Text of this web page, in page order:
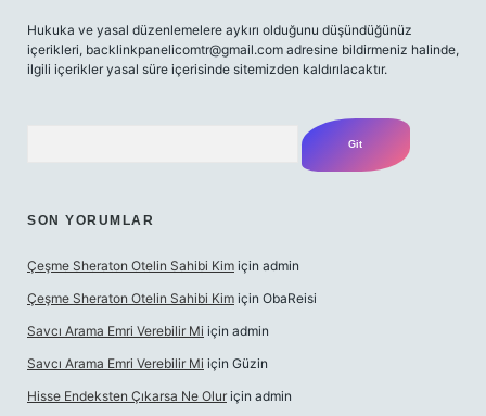
Hukuka ve yasal düzenlemelere aykırı olduğunu düşündüğünüz
içerikleri, backlinkpanelicomtr@gmail.com adresine bildirmeniz halinde,
ilgili içerikler yasal süre içerisinde sitemizden kaldırılacaktır.
SON YORUMLAR
Çeşme Sheraton Otelin Sahibi Kim için admin
Çeşme Sheraton Otelin Sahibi Kim için ObaReisi
Savcı Arama Emri Verebilir Mi için admin
Savcı Arama Emri Verebilir Mi için Güzin
Hisse Endeksten Çıkarsa Ne Olur için admin